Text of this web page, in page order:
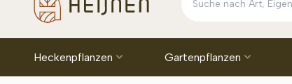
Heckenpflanzen Gartenpflanzen